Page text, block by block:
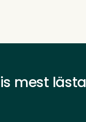
mest lästa